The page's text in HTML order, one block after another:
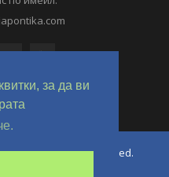
за да ви
All Rights Reserved.
Ltd